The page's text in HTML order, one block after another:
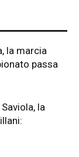
la marcia
passa
la